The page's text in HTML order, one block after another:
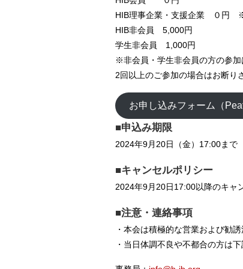
HIB理事企業・支援企業 ０円
HIB非会員 5,000円
学生非会員 1,000円
※非会員・学生非会員の方の参加
2回以上のご参加の場合はお断り
お申し込みフォーム（
■申込み期限
2024年9月20日（金）17:00まで
■キャンセルポリシー
2024年9月20日17:00以降のキャ
■注意・連絡事項
・本会は積極的な営業および勧
・当日体調不良や不都合の方は